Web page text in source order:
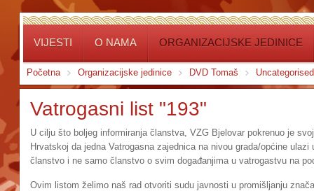
VIJESTI O NAMA ORGANIZACIJSKE JEDINICE
Početna Organizacijske jedinice DVD Tomaš Uncategorised
Vatrogasni list "193"
U cilju što boljeg informiranja članstva, VZG Bjelovar pokrenuo je
Hrvatskoj da jedna Vatrogasna zajednica na nivou grada/općine
članstvo i ne samo članstvo o svim događanjima u vatrogastvu na
Ovim listom želimo naš rad otvoriti sudu javnosti u promišljanju